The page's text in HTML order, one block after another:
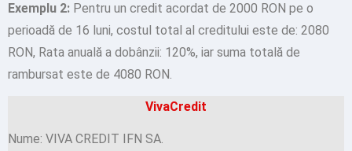
Exemplu 2: Pentru un credit acordat de 2000 RON pe o
perioadă de 16 luni, costul total al creditului este de: 2080
RON, Rata anuală a dobânzii: 120%, iar suma totală de
rambursat este de 4080 RON.
VivaCredit
Nume: VIVA CREDIT IFN SA.